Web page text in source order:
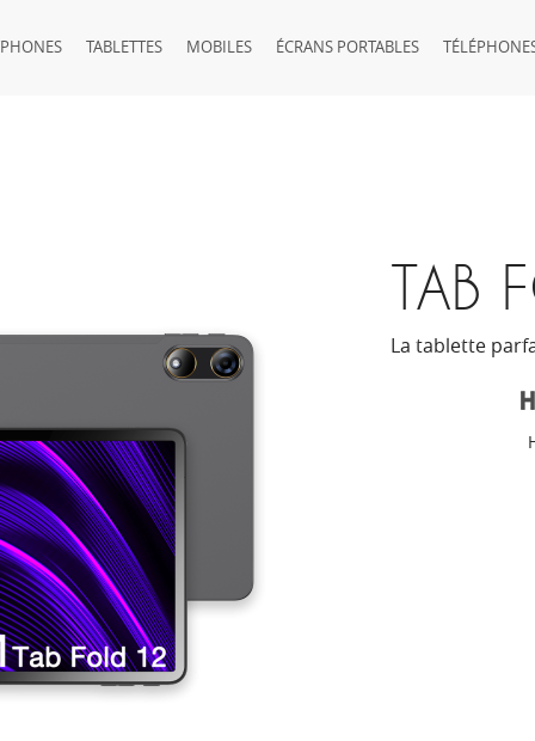
TABLETTES MOBILES ÉCRANS PORTABLES
TAB
La tablette